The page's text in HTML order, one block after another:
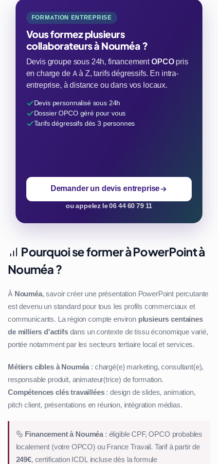
FORMATION ENTREPRISE
Vous formez plusieurs
collaborateurs à Nouméa ?
Devis groupe sous 24h, financementOPCOpris
en charge de A à Z, tarifs dégressifs. En intra-
entreprise, à distance ou dans vos locaux.
Devis personnalisé sous 24h
Dossier OPCO géré pour vous
Tarifs dégressifs dès 3 personnes
Demander un devis entreprise
ou appelez le 06 44 60 79 11
Pourquoi se former à PowerPoint à
Nouméa ?
À Nouméa, savoir créer une présentation PowerPoint percutante
est devenu un standard pour tous les profils commerciaux et
communicants. La région compte environ plusieurs centaines
de milliers d'actifsdans un contexte de tissu économique varié,
portée notamment par les secteurs tertiaire local et services.
Métiers cibles à Nouméa: chargé(e) marketing, consultant(e),
responsable produit, animateur(trice) de formation.
Compétences clés travaillées: design de slides, animation,
pitch client, présentations en réunion, intégration médias.
Financement à Nouméa: éligible CPF, OPCO probables
localement (votre OPCO) ou France Travail. Tarif à partir de
249€, certification ICDL incluse dès la formule